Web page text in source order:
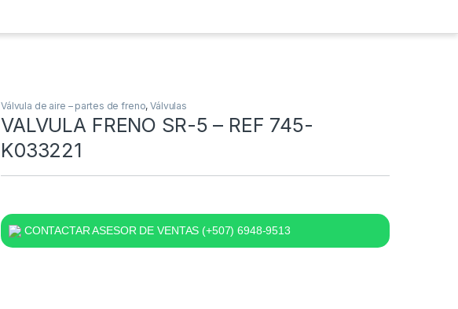
Válvula de aire – partes de freno,Válvulas
VALVULA FRENO SR-5 – REF 745-
K033221
CONTACTAR ASESOR DE VENTAS (+507) 6948-9513